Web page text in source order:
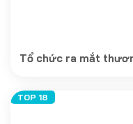
Tổ chức ra mắt